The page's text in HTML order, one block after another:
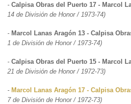
- Calpisa Obras del Puerto 17 - Marcol
14 de División de Honor / 1973-74)
- Marcol Lanas Aragón 13 - Calpisa
1 de División de Honor / 1973-74)
- Calpisa Obras del Puerto 15 - Marcol
21 de División de Honor / 1972-73)
- Marcol Lanas Aragón 17 - Calpisa
7 de División de Honor / 1972-73)